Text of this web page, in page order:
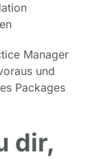
Manager
und
Packages
dir,